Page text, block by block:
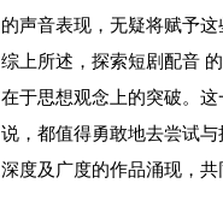
的声音表现，无疑将赋予这
综上所述，探索短剧配音
在于思想观念上的突破。
说，都值得勇敢地去尝试
深度及广度的作品涌现，共